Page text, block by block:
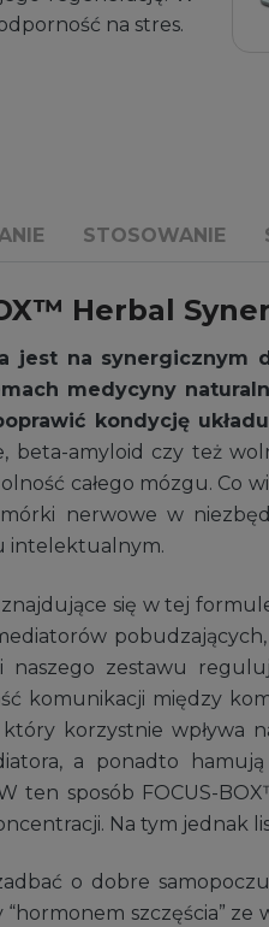
na stres.
STOSOWANIE
Herbal
jest na
medycyny
kondycję
beta-amyloid czy też
całego mózgu. Co
nerwowe w
intelektualnym.
się w tej
zestawu
komunikacji między
korzystnie wpływa
a ponadto
ten sposób FOCUS-
Na tym jednak
o dobre
szczęścia”